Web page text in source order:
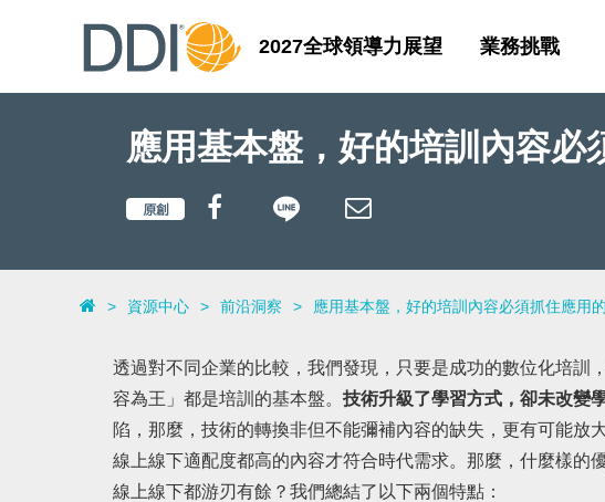
2027全球領導力展望 業務挑戰
應用基本盤，好的培訓內容必
> 資源中心 > 前沿洞察 > 應用基本盤，好的培訓內容必須抓住應用的
透過對不同企業的比較，我們發現，只要是成功的數位化培訓
容為王」都是培訓的基本盤。 技術升級了學習方式，卻未改變
陷，那麼，技術的轉換非但不能彌補內容的缺失，更有可能放大
線上線下適配度都高的內容才符合時代需求。那麼，什麼樣的
線上線下都游刃有餘？我們總結了以下兩個特點：